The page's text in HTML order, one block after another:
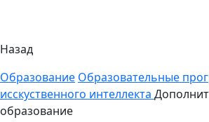
Назад
Образование Образовательные
исскуственного интеллекта
образование